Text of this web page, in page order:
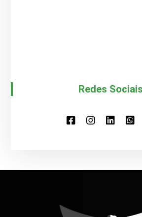
Redes Sociais